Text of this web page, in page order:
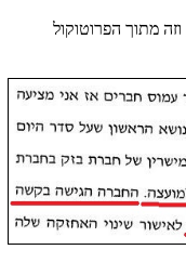
וזה מתוך הפרוטוקול